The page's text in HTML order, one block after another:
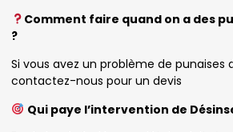
Comment faire quand on a des
?
Si vous avez un problème de punaises
contactez-nous pour un devis
Qui paye l’intervention de